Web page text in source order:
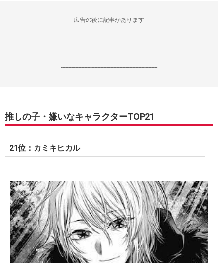
--------------------広告の後に記事があります--------------------
------------------------------------------------------------------
推しの子・嫌いなキャラクターTOP21
21位：カミキヒカル